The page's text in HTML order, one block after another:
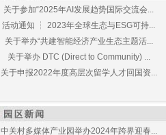
关于参加“2025年AI发展趋势国际交流会...
活动通知 ┆ 2023年全球生态与ESG可持...
关于举办“共建智能经济产业生态主题活...
关于举办 DTC (Direct to Community) ...
关于申报2022年度高层次留学人才回国资...
中关村多媒体产业园举办2024年跨界迎春...